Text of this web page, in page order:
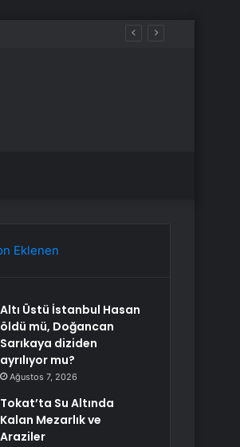
Eklenen
Altı Üstü İstanbul Hasan
öldü mü, Doğancan
Sarıkaya diziden
ayrılıyor mu?
Ağustos 7, 2026
Tokat’ta Su Altında
Kalan Mezarlık ve
Araziler